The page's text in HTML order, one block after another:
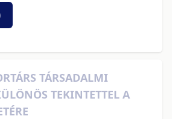
TÁRSADALMI
TEKINTETTEL A